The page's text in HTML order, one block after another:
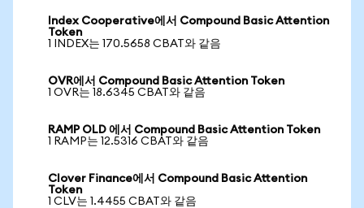
Index Cooperative에서 Compound Basic Attention
Token
1 INDEX는 170.5658 CBAT와 같음
OVR에서 Compound Basic Attention Token
1 OVR는 18.6345 CBAT와 같음
RAMP OLD 에서 Compound Basic Attention Token
1 RAMP는 12.5316 CBAT와 같음
Clover Finance에서 Compound Basic Attention
Token
1 CLV는 1.4455 CBAT와 같음